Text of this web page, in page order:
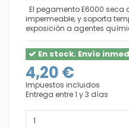
El pegamento E6000 seca
impermeable, y soporta
exposición a agentes
En stock. Envío
4,20 €
Impuestos incluidos
Entrega entre 1 y 3 días